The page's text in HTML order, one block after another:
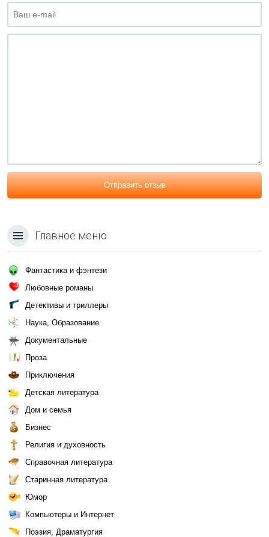
Отправить отзыв
Главное меню
Фантастика и фэнтези
Любовные романы
Детективы и триллеры
Наука, Образование
Документальные
Проза
Приключения
Детская литература
Дом и семья
Бизнес
Религия и духовность
Справочная литература
Старинная литература
Юмор
Компьютеры и Интернет
Поэзия, Драматургия